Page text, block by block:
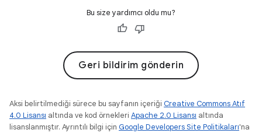
Bu size yardımcı oldu mu?
Geri bildirim gönderin
Aksi belirtilmediği sürece bu sayfanın içeriği Creative Commons Atıf
4.0 Lisansı altında ve kod örnekleri Apache 2.0 Lisansı altında
lisanslanmıştır. Ayrıntılı bilgi için Google Developers Site Politikaları'na